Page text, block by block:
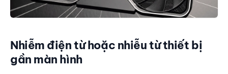
Nhiễm điện từ hoặc nhiễu từ thiết bị
gần màn hình